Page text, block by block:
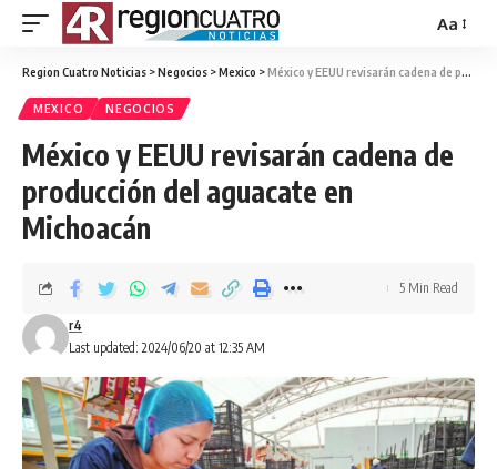
Aa
Region Cuatro Noticias >Negocios >Mexico >México y EEUU revisarán cadena de producción del aguacate en Michoacán
MEXICO NEGOCIOS
México y EEUU revisarán cadena de
producción del aguacate en
Michoacán
Last updated: 2024/06/20 at 12:35 AM
r4
5 Min Read